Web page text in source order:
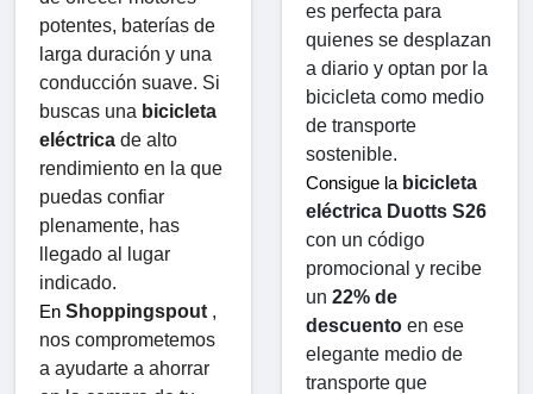
potentes, baterías de
larga duración y una
conducción suave. Si
buscas una bicicleta
eléctrica de alto
rendimiento en la que
puedas confiar
plenamente, has
llegado al lugar
indicado.
En Shoppingspout ,
nos comprometemos
a ayudarte a ahorrar
es perfecta para
quienes se desplazan
a diario y optan por la
bicicleta como medio
de transporte
sostenible.
Consigue la bicicleta
eléctrica Duotts ​​S26
con un código
promocional y recibe
un 22% de
descuento en ese
elegante medio de
transporte que